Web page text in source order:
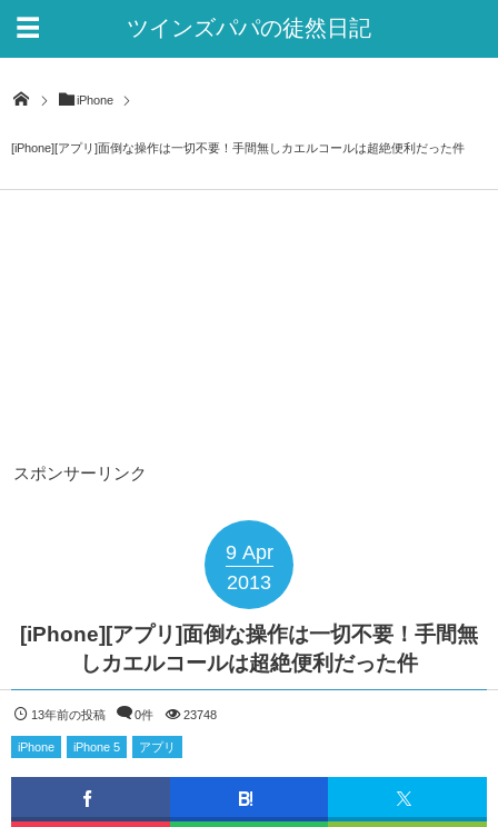
ツインズパパの徒然日記
iPhone
[iPhone][アプリ]面倒な操作は一切不要！手間無しカエルコールは超絶便利だった件
スポンサーリンク
9 Apr
2013
[iPhone][アプリ]面倒な操作は一切不要！手間無
しカエルコールは超絶便利だった件
13年前の投稿 0件 23748
iPhone iPhone 5 アプリ